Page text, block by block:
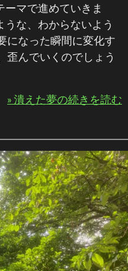
マで進めていきま
な、わからないよう
になった瞬間に変化す
歪んでいくのでしょう
» 潰えた夢の続きを読む